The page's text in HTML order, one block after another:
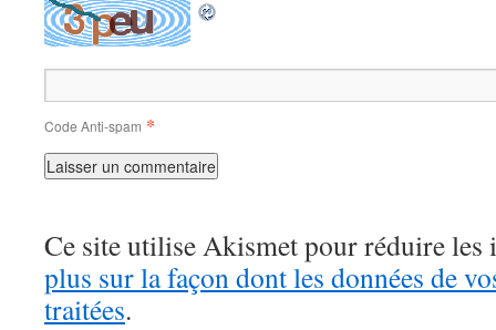
Code Anti-spam *
Ce site utilise Akismet pour réduire les
plus sur la façon dont les données de
traitées.